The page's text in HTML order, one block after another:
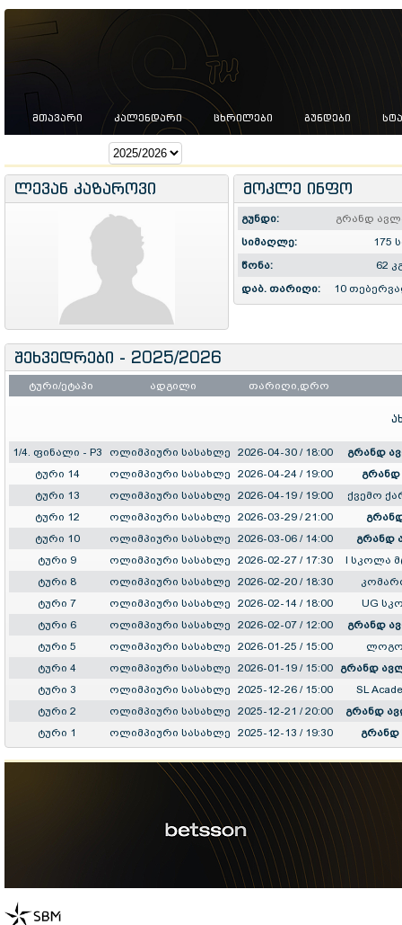
ᲛᲗᲐᲕᲐᲠᲘ ᲙᲐᲚᲔᲜᲓᲐᲠᲘ ᲪᲮᲠᲘᲚᲔᲑᲘ ᲒᲣᲜᲓᲔᲑᲘ
ლევან კაზაროვი მოკლე ინფო
გუნდი:
გრანდ
სიმაღლე:
175
წონა:
62
დაბ. თარიღი:
10
შეხვედრები - 2025/2026
ტური/ეტაპი ადგილი თარიღი,დრო
1/4. ფინალი - P3 ოლიმპიური სასახლე 2026-04-30 / 18:00
გრანდ
ტური 14
ოლიმპიური სასახლე 2026-04-24 / 19:00
გრანდ
ტური 13
ოლიმპიური სასახლე 2026-04-19 / 19:00
ქვემო
ტური 12
ოლიმპიური სასახლე 2026-03-29 / 21:00
ტური 10
ოლიმპიური სასახლე 2026-03-06 / 14:00
გრანდ
ტური 9
ოლიმპიური სასახლე 2026-02-27 / 17:30
I სკოლა
ტური 8
ოლიმპიური სასახლე 2026-02-20 / 18:30
ტური 7
ოლიმპიური სასახლე 2026-02-14 / 18:00
UG
ტური 6
ოლიმპიური სასახლე 2026-02-07 / 12:00
გრანდ
ტური 5
ოლიმპიური სასახლე 2026-01-25 / 15:00
ტური 4
ოლიმპიური სასახლე 2026-01-19 / 15:00
გრანდ
ტური 3
ოლიმპიური სასახლე 2025-12-26 / 15:00
SL
ტური 2
ოლიმპიური სასახლე 2025-12-21 / 20:00
გრანდ
ტური 1
ოლიმპიური სასახლე 2025-12-13 / 19:30 გრანდ